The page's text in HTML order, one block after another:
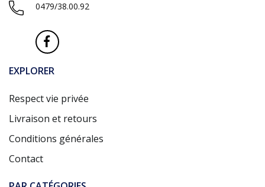
0479/38.00.92
EXPLORER
Respect vie privée
Livraison et retours
Conditions générales
Contact